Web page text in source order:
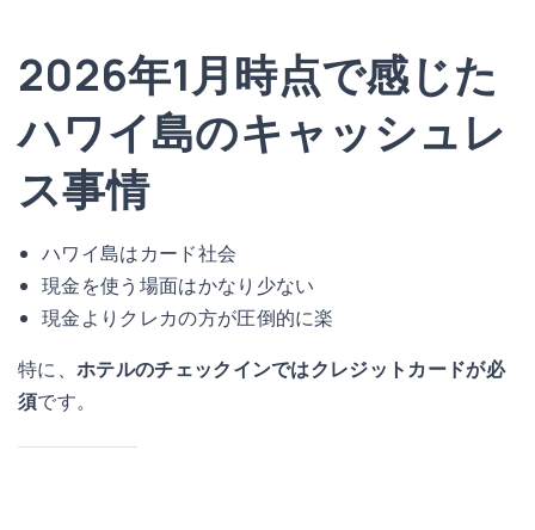
2026年1月時点で感じた
ハワイ島のキャッシュレ
ス事情
ハワイ島はカード社会
現金を使う場面はかなり少ない
現金よりクレカの方が圧倒的に楽
特に、 ホテルのチェックインではクレジットカードが必
須です。